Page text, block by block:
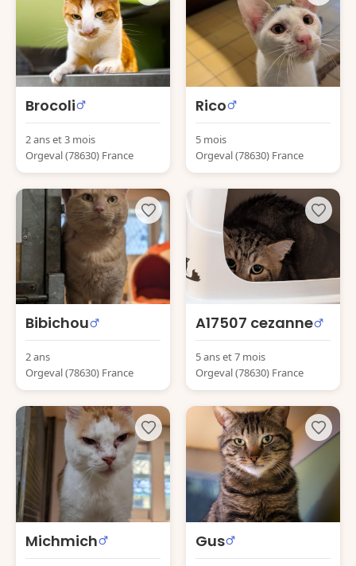
Brocoli
2 ans et 3 mois
Orgeval (78630) France
Rico
5 mois
Orgeval (78630) France
Bibichou
2 ans
Orgeval (78630) France
A17507 cezanne
5 ans et 7 mois
Orgeval (78630) France
Michmich Gus